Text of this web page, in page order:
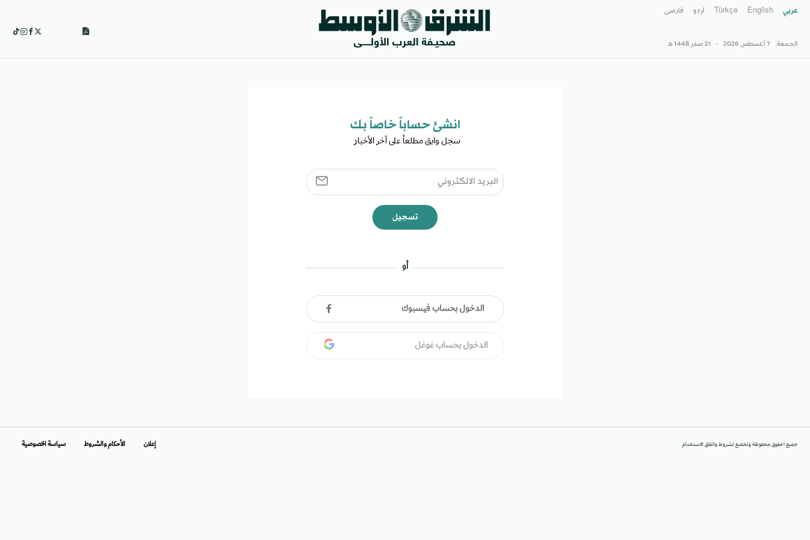
عربي English
Türkçe اردو فارسى
الجمعة, 7 أغسطس 2026 - 21 صفَر 1448 هـ
انشئ حساباً خاصاً بك​
سجل وابق مطلعاً على آخر الأخبار ​
تسجيل
أو
الدخول بحساب فيسبوك
الدخول بحساب غوغل
جميع الحقوق محفوظة وتخضع لشروط واتفاق الاستخدام إعلان الأحكام والشروط سياسة الخصوصية